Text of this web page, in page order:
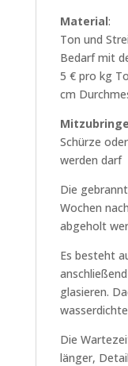
Material:
Ton und
Bedarf mit
5 € pro kg
cm
Schürze
werden darf
Die
Wochen
abgeholt
Es besteht
glasieren.
Die
länger,